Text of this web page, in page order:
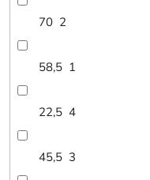
70 2
58,5 1
22,5 4
45,5 3